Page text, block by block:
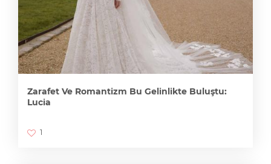
Zarafet Ve Romantizm Bu Gelinlikte Buluştu:
Lucia
1